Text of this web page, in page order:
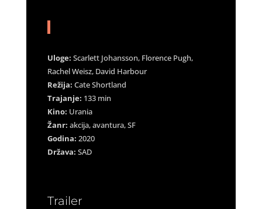
Uloge: Scarlett Johansson, Florence Pugh,
Rachel Weisz, David Harbour
Režija: Cate Shortland
Trajanje: 133 min
Kino: Urania
Žanr: akcija, avantura, SF
Godina: 2020
Država: SAD
Trailer